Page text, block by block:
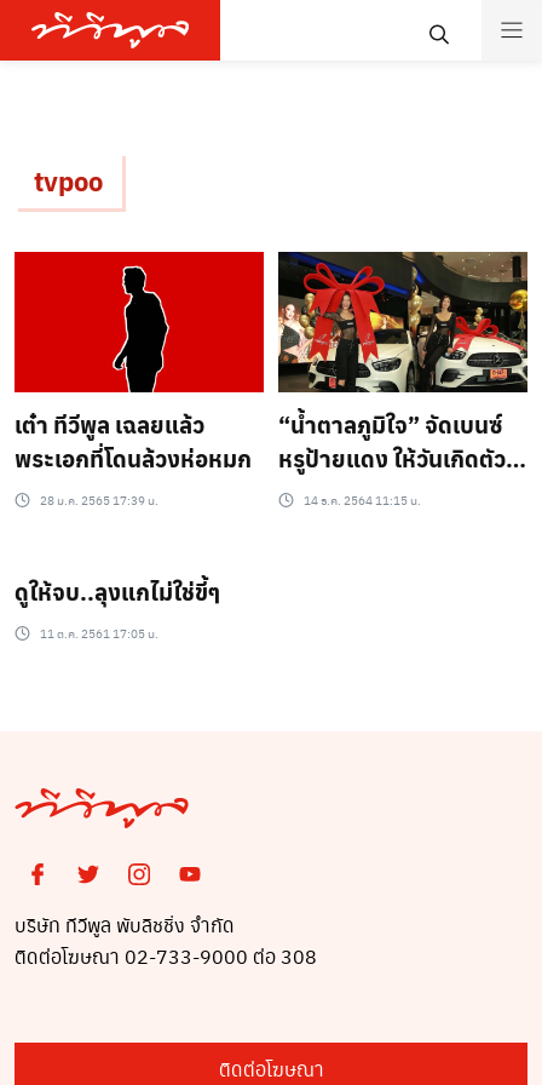
tvpoo
เต๋า ทีวีพูล เฉลยแล้ว
พระเอกที่โดนล้วงห่อหมก
28 ม.ค. 2565 17:39 น.
“น้ำตาลภูมิใจ” จัดเบนซ์
หรูป้ายแดง ให้วันเกิดตัว
เอง14 ธ.ค. 2564 11:15 น.
ดูให้จบ..ลุงแกไม่ใช่ขี้ๆ
11 ต.ค. 2561 17:05 น.
บริษัท ทีวีพูล พับลิชชิ่ง จำกัด
ติดต่อโฆษณา 02-733-9000 ต่อ 308
ติดต่อโฆษณา